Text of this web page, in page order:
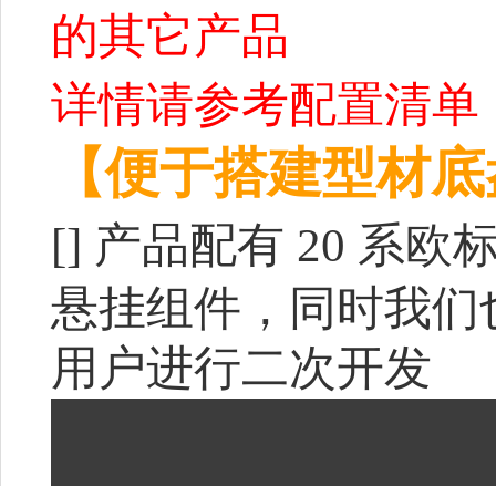
的其它产品
详情请参考配置清单
【便于搭建型材
[] 产品配有 20 系欧
悬挂组件，同时我
用户进行二次开发